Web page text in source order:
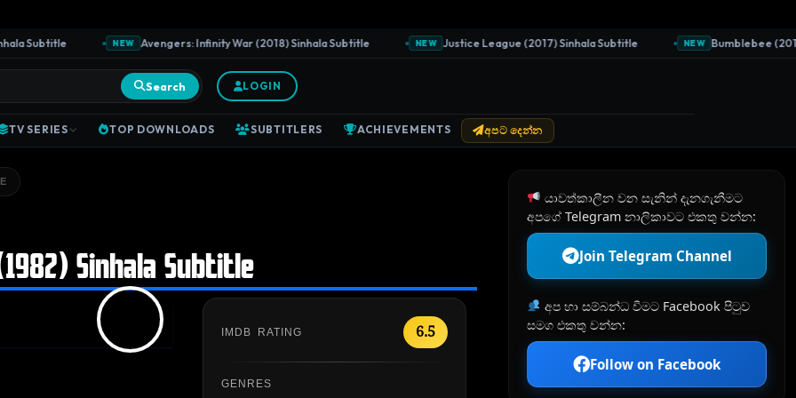
Subtitle NEW Avengers: Infinity War (2018) Sinhala Subtitle NEW Justice League (2017) Sinhala Subtitle NEW Bumblebee (2018)
Search LOGIN
TV SERIES TOP DOWNLOADS SUBTITLERS ACHIEVEMENTS අපට දෙන්න
Sinhala Subtitle
IMDB RATING 6.5
GENRES
යාවත්කාලීන වන සැනින් දැනගැනීමට
අපගේ Telegram නාලිකාවට එකතු වන්න:
Join Telegram Channel
අප හා සම්බන්ධ වීමට Facebook පිටුව
සමග එකතු වන්න:
Follow on Facebook